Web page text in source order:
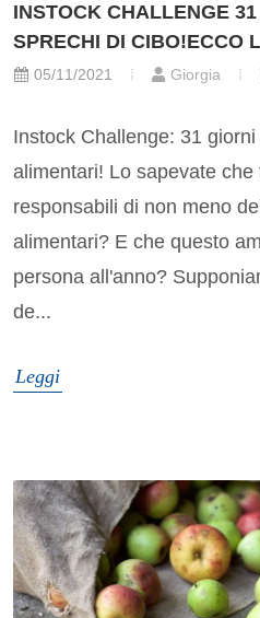
INSTOCK CHALLENGE
SPRECHI DI CIBO!ECCO
05/11/2021 Giorgia
Instock Challenge: 31
alimentari! Lo sapevate
responsabili di non meno
alimentari? E che questo
persona all'anno?
de...
Leggi